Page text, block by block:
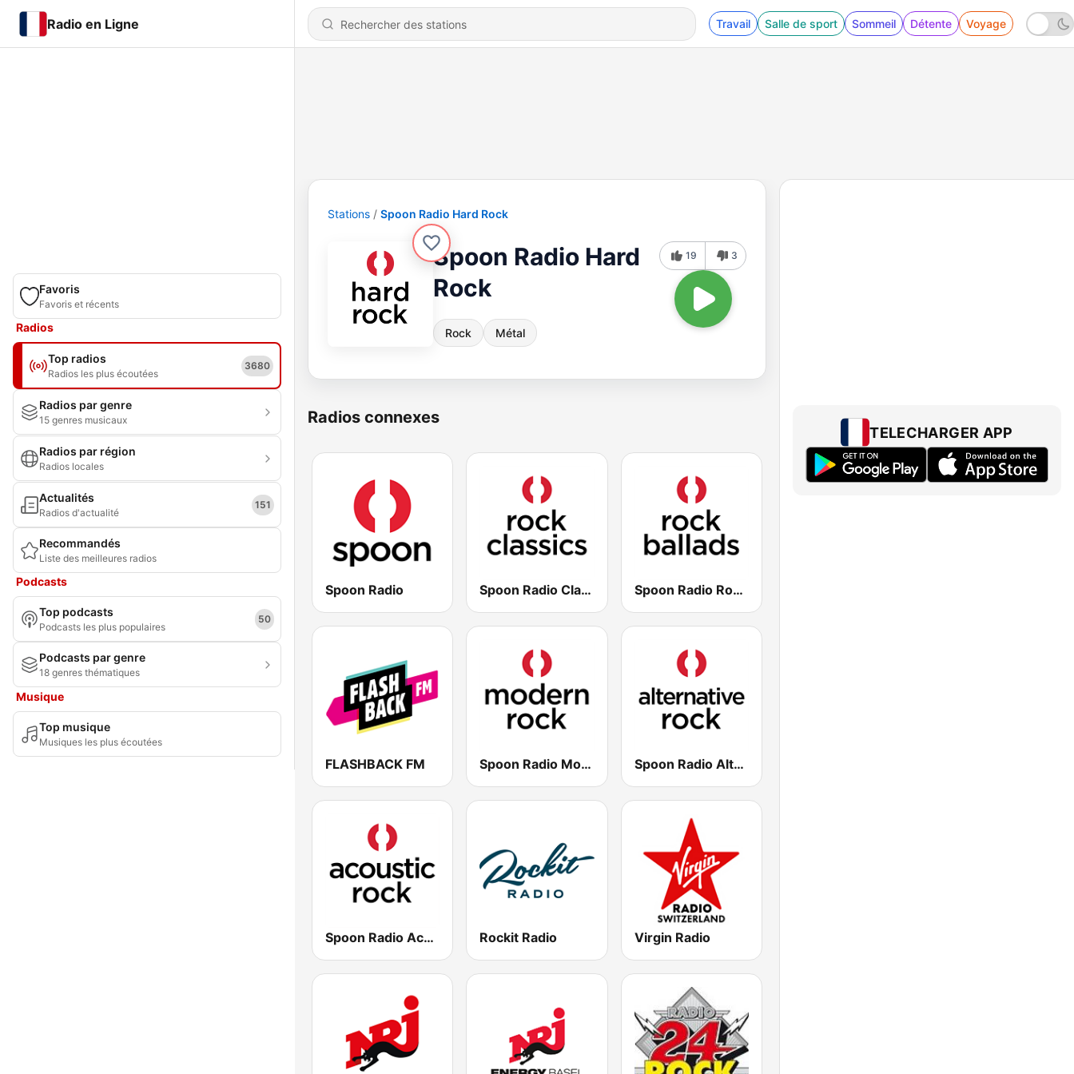
Radio en Ligne Travail Salle de sport Sommeil Détente Voyage
Favoris
Favoris et récents
Radios
Top radios
Radios les plus écoutées
3680
Radios par genre
15 genres musicaux
Radios par région
Radios locales
Actualités
Radios d'actualité
151
Recommandés
Liste des meilleures radios
Podcasts
Top podcasts
Podcasts les plus populaires
50
Podcasts par genre
18 genres thématiques
Musique
Top musique
Musiques les plus écoutées
Stations Spoon Radio Hard Rock
Spoon Radio Hard
Rock
Rock Métal
19 3
Radios connexes
Spoon Radio Spoon Radio Classic Rock Spoon Radio Rock Ballads
FLASHBACK FM Spoon Radio Modern Rock Spoon Radio Alternative Rock
Spoon Radio Acoustic Rock Rockit Radio Virgin Radio
TELECHARGER APP